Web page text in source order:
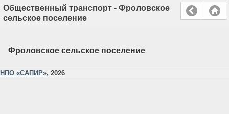
Общественный транспорт - Фроловское
сельское поселение
Фроловское сельское поселение
НПО «САПИР», 2026